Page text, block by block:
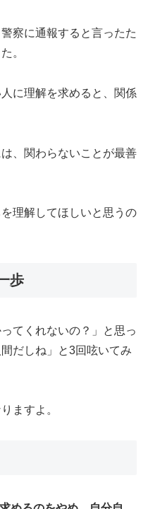
察に通報すると言ったた
。
に理解を求めると、関係
、関わらないことが最善
理解してほしいと思うの
歩
てくれないの？」と思っ
だしね」と3回呟いてみ
ますよ。